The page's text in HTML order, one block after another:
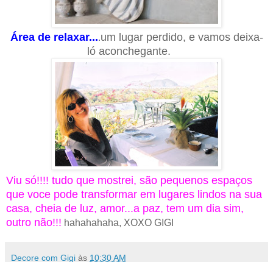
Área de relaxar....um lugar perdido, e vamos deixa-
ló aconchegante.
Viu só!!!! tudo que mostrei, são pequenos espaços
que voce pode transformar em lugares lindos na sua
casa, cheia de luz, amor...a paz, tem um dia sim,
outro não!!! hahahahaha, XOXO GIGI
Decore com Gigi às 10:30 AM